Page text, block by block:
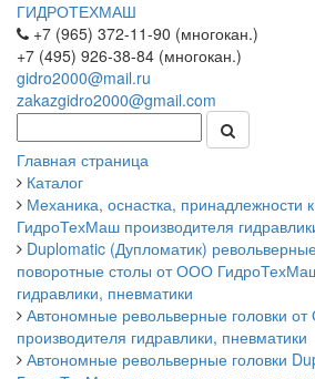
ГИДРОТЕХМАШ
+7 (965) 372-11-90 (многокан.)
+7 (495) 926-38-84 (многокан.)
gidro2000@mail.ru
zakazgidro2000@gmail.com
Главная страница
Каталог
Механика, оснастка, принадлежности
ГидроТехМаш производителя
Duplomatic (Дупломатик)
поворотные столы от ООО
гидравлики, пневматики
Автономные револьверные головки
производителя гидравлики, пневматики
Автономные револьверные головки